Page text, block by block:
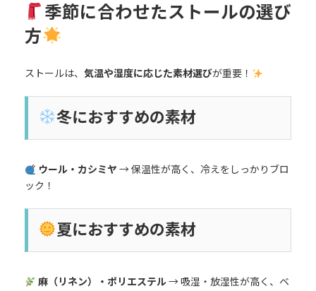
季節に合わせたストールの選び
方
ストールは、 気温や湿度に応じた素材選びが重要！
冬におすすめの素材
ウール・カシミヤ → 保温性が高く、冷えをしっかりブロ
ック！
夏におすすめの素材
麻（リネン）・ポリエステル→ 吸湿・放湿性が高く、ベ